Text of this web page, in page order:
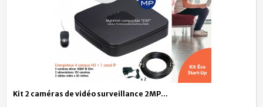
Kit 2 caméras de vidéo surveillance 2MP...